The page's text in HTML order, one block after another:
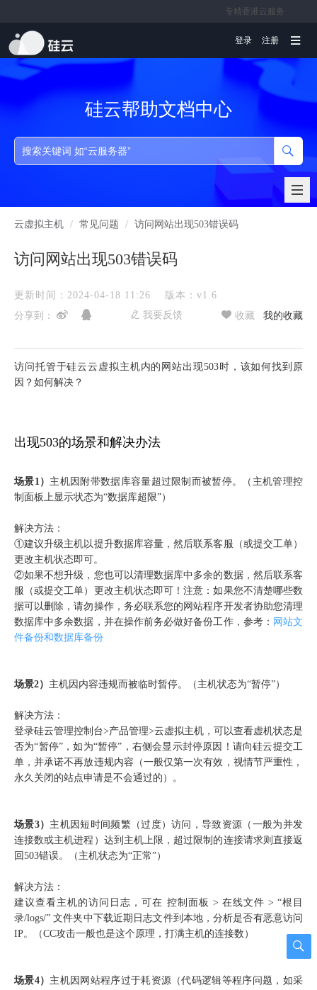
专精香港云服务
文档
登录 注册
硅云帮助文档中心
云虚拟主机 / 常见问题 / 访问网站出现503错误码
访问网站出现503错误码
更新时间：2024-04-18 11:26
版本：v1.6
分享到：
我要反馈 收藏 我的收藏
访问托管于硅云云虚拟主机内的网站出现503时，该如何找到原
因？如何解决？
出现503的场景和解决办法
场景1） 主机因附带数据库容量超过限制而被暂停。（主机管理控
制面板上显示状态为“数据库超限”）
解决方法：
①建议升级主机以提升数据库容量，然后联系客服（或提交工单）
更改主机状态即可。
②如果不想升级，您也可以清理数据库中多余的数据，然后联系客
服（或提交工单）更改主机状态即可！注意：如果您不清楚哪些数
据可以删除，请勿操作，务必联系您的网站程序开发者协助您清理
数据库中多余数据，并在操作前务必做好备份工作，参考： 网站文
件备份和数据库备份
场景2） 主机因内容违规而被临时暂停。（主机状态为“暂停”）
解决方法：
登录硅云管理控制台>产品管理>云虚拟主机，可以查看虚机状态是
否为“暂停”，如为“暂停”，右侧会显示封停原因！请向硅云提交工
单，并承诺不再放违规内容（一般仅第一次有效，视情节严重性，
永久关闭的站点申请是不会通过的）。
场景3） 主机因短时间频繁（过度）访问，导致资源（一般为并发
连接数或主机进程）达到主机上限，超过限制的连接请求则直接返
回503错误。（主机状态为“正常”）
解决方法：
建议查看主机的访问日志，可在 控制面板 > 在线文件 > “根目
录/logs/” 文件夹中下载近期日志文件到本地，分析是否有恶意访问
IP。（CC攻击一般也是这个原理，打满主机的连接数）
场景4） 主机因网站程序过于耗资源（代码逻辑等程序问题，如采